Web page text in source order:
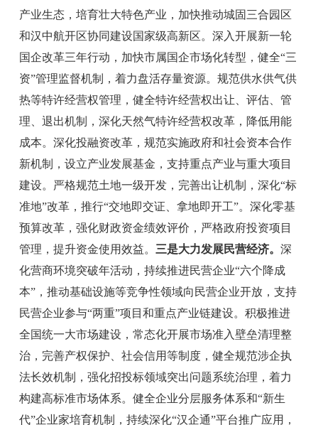
产业生态，培育壮大特色产业 ， 加快推动城固三合园区
和汉中航开区协同建设国家级高新区。 深入开展新一轮
国企改革三年行动 ，加快市属国企市场化转型 ， 健全“三
资”管理监督机制，着力盘活存量资源。 规范供水供气供
热等特许经营权管理，健全特许经营权出让、评估、管
理、退出机制，深化天然气特许经营权改革，降低用能
成本。深化投融资改革，规范实施政府和社会资本合作
新机制，设立产业发展基金 ，支持重点产业与重大项目
建设。严格规范土地一级开发，完善出让机制，深化“标
准地”改革，推行“交地即交证、拿地即开工”。 深化零基
预算改革，强化财政资金绩效评价，严格政府投资项目
管理，提升资金使用效益。 三是大力发展民营经济。 深
化营商环境突破年活动，持续推进民营企业“六个降成
本” ，推动基础设施等竞争性领域向民营企业开放， 支持
民营企业参与“两重”项目和重点产业链建设。 积极推进
全国统一大市场建设，常态化开展市场准入壁垒清理整
治，完善产权保护、社会信用等制度，健全规范涉企执
法长效机制，强化招投标领域突出问题系统治理，着力
构建高标准市场体系。 健全企业分层服务体系和“新生
代”企业家培育机制，持续深化“汉企通”平台推广应用，